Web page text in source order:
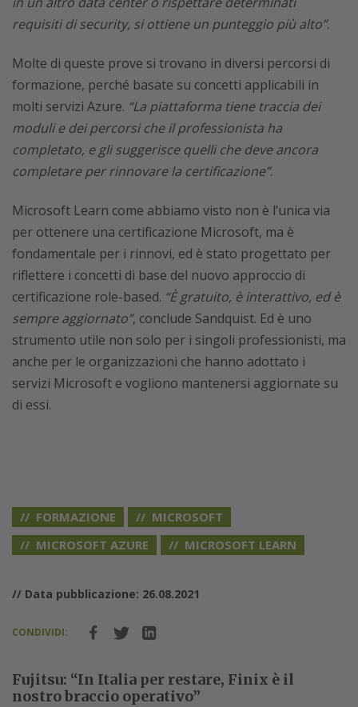
requisiti di security, si ottiene un punteggio più alto”.
Molte di queste prove si trovano in diversi percorsi di
formazione, perché basate su concetti applicabili in
molti servizi Azure. “La piattaforma tiene traccia dei
moduli e dei percorsi che il professionista ha
completato, e gli suggerisce quelli che deve ancora
completare per rinnovare la certificazione”.
Microsoft Learn come abbiamo visto non è l’unica via
per ottenere una certificazione Microsoft, ma è
fondamentale per i rinnovi, ed è stato progettato per
riflettere i concetti di base del nuovo approccio di
certificazione role-based. “È gratuito, è interattivo, ed è
sempre aggiornato”, conclude Sandquist. Ed è uno
strumento utile non solo per i singoli professionisti, ma
anche per le organizzazioni che hanno adottato i
servizi Microsoft e vogliono mantenersi aggiornate su
di essi.
FORMAZIONE
MICROSOFT
MICROSOFT AZURE
MICROSOFT LEARN
// Data pubblicazione: 26.08.2021
CONDIVIDI:
Fujitsu: “In Italia per restare, Finix è il
nostro braccio operativo”